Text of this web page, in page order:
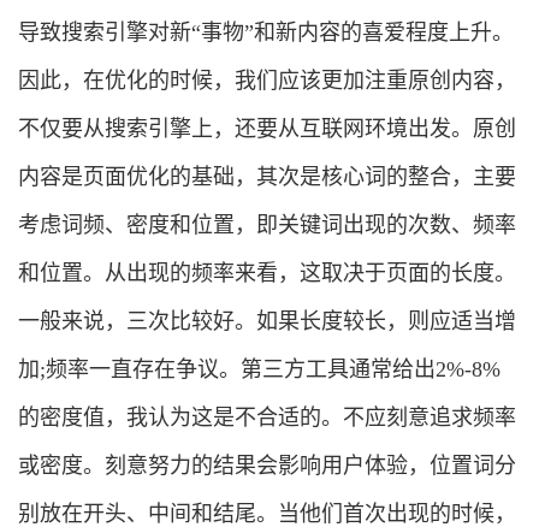
导致搜索引擎对新“事物”和新内容的喜爱程度上升。
因此，在优化的时候，我们应该更加注重原创内容，
不仅要从搜索引擎上，还要从互联网环境出发。原创
内容是页面优化的基础，其次是核心词的整合，主要
考虑词频、密度和位置，即关键词出现的次数、频率
和位置。从出现的频率来看，这取决于页面的长度。
一般来说，三次比较好。如果长度较长，则应适当增
加;频率一直存在争议。第三方工具通常给出2%-8%
的密度值，我认为这是不合适的。不应刻意追求频率
或密度。刻意努力的结果会影响用户体验，位置词分
别放在开头、中间和结尾。当他们首次出现的时候，